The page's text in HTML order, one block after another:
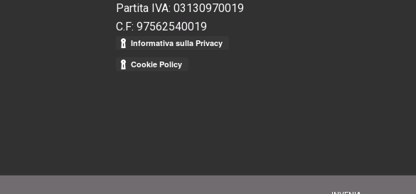
Partita IVA: 03130970019
C.F: 97562540019